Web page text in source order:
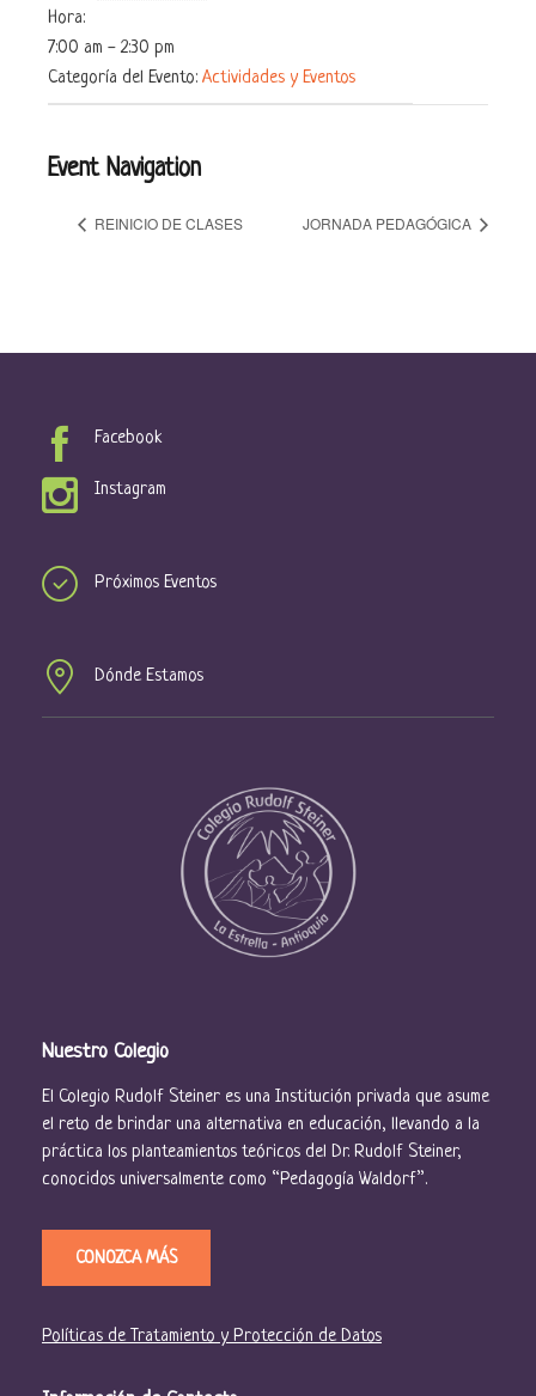
Hora:
7:00 am - 2:30 pm
Categoría del Evento: Actividades y Eventos
Event Navigation
REINICIO DE CLASES JORNADA PEDAGÓGICA
Facebook
Instagram
Próximos Eventos
Dónde Estamos
Nuestro Colegio
El Colegio Rudolf Steiner es una Institución privada que asume
el reto de brindar una alternativa en educación, llevando a la
práctica los planteamientos teóricos del Dr. Rudolf Steiner,
conocidos universalmente como “Pedagogía Waldorf”.
CONOZCA MÁS
Políticas de Tratamiento y Protección de Datos